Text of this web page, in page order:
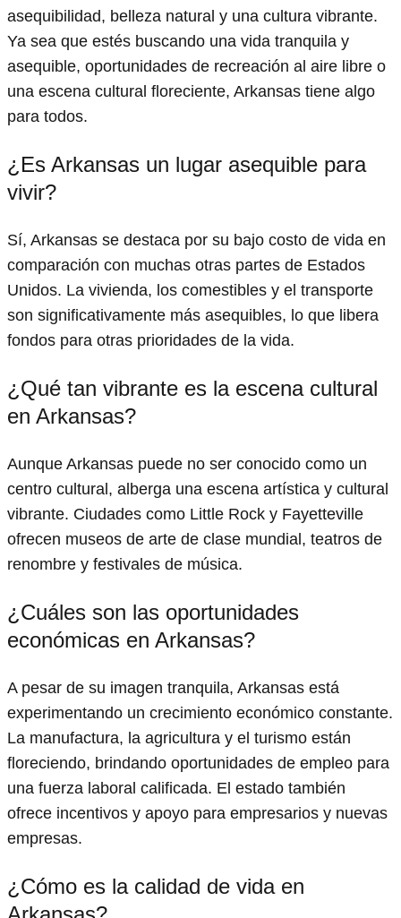
asequibilidad, belleza natural y una cultura vibrante.
Ya sea que estés buscando una vida tranquila y
asequible, oportunidades de recreación al aire libre o
una escena cultural floreciente, Arkansas tiene algo
para todos.
¿Es Arkansas un lugar asequible para
vivir?
Sí, Arkansas se destaca por su bajo costo de vida en
comparación con muchas otras partes de Estados
Unidos. La vivienda, los comestibles y el transporte
son significativamente más asequibles, lo que libera
fondos para otras prioridades de la vida.
¿Qué tan vibrante es la escena cultural
en Arkansas?
Aunque Arkansas puede no ser conocido como un
centro cultural, alberga una escena artística y cultural
vibrante. Ciudades como Little Rock y Fayetteville
ofrecen museos de arte de clase mundial, teatros de
renombre y festivales de música.
¿Cuáles son las oportunidades
económicas en Arkansas?
A pesar de su imagen tranquila, Arkansas está
experimentando un crecimiento económico constante.
La manufactura, la agricultura y el turismo están
floreciendo, brindando oportunidades de empleo para
una fuerza laboral calificada. El estado también
ofrece incentivos y apoyo para empresarios y nuevas
empresas.
¿Cómo es la calidad de vida en